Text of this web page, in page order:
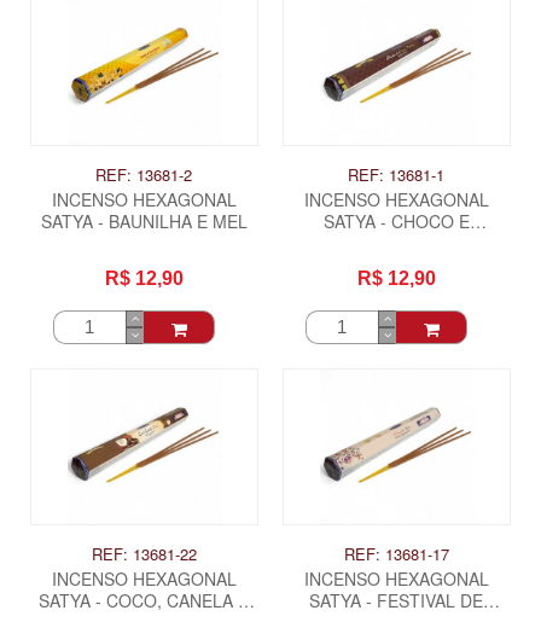
REF: 13681-2
INCENSO HEXAGONAL
SATYA - BAUNILHA E MEL
R$ 12,90
REF: 13681-1
INCENSO HEXAGONAL
SATYA - CHOCO E
R$ 12,90
REF: 13681-22
INCENSO HEXAGONAL
SATYA - COCO, CANELA E
REF: 13681-17
INCENSO HEXAGONAL
SATYA - FESTIVAL DE